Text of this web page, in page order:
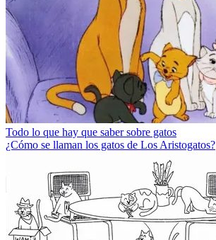
Todo lo que hay que saber sobre gatos
¿Cómo se llaman los gatos de Los Aristogatos?